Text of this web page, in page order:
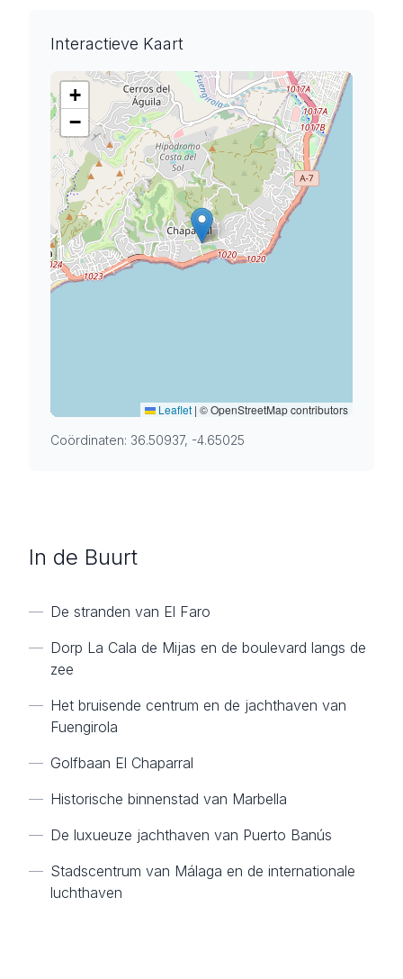
Interactieve Kaart
+
−
Leaflet | © OpenStreetMap contributors
Coördinaten: 36.50937, -4.65025
In de Buurt
— De stranden van El Faro
— Dorp La Cala de Mijas en de boulevard langs de
zee
— Het bruisende centrum en de jachthaven van
Fuengirola
— Golfbaan El Chaparral
— Historische binnenstad van Marbella
— De luxueuze jachthaven van Puerto Banús
— Stadscentrum van Málaga en de internationale
luchthaven